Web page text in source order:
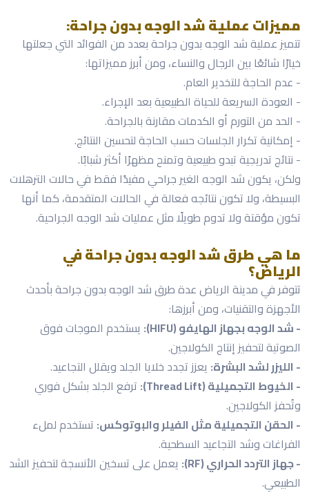
مميزات عملية شد الوجه بدون جراحة:
تتميز عملية شد الوجه بدون جراحة بعدد من الفوائد التي جعلتها
خيارًا شائعًا بين الرجال والنساء، ومن أبرز مميزاتها:
- عدم الحاجة للتخدير العام.
- العودة السريعة للحياة الطبيعية بعد الإجراء.
- الحد من التورم أو الكدمات مقارنة بالجراحة.
- إمكانية تكرار الجلسات حسب الحاجة لتحسين النتائج.
- نتائج تدريجية تبدو طبيعية وتمنح مظهرًا أكثر شبابًا.
ولكن، يكون شد الوجه الغير جراحي مفيدًا فقط في حالات الترهلات
البسيطة، ولا تكون نتائجه فعالة في الحالات المتقدمة، كما أنها
تكون مؤقتة ولا تدوم طويلًا مثل عمليات شد الوجه الجراحية.
ما هي طرق شد الوجه بدون جراحة في
الرياض؟
تتوفر في مدينة الرياض عدة طرق شد الوجه بدون جراحة بأحدث
الأجهزة والتقنيات، ومن أبرزها:
- شد الوجه بجهاز الهايفو (HIFU):
يستخدم الموجات فوق
الصوتية لتحفيز إنتاج الكولاجين.
- الليزر لشد البشرة: يعزز تجدد خلايا الجلد ويقلل التجاعيد.
- الخيوط التجميلية (Thread Lift):
ترفع الجلد بشكل فوري
وتُحفز الكولاجين.
- الحقن التجميلية مثل الفيلر والبوتوكس: تستخدم لملء
الفراغات وشد التجاعيد السطحية.
- جهاز التردد الحراري (RF):
يعمل على تسخين الأنسجة لتحفيز الشد
الطبيعي.